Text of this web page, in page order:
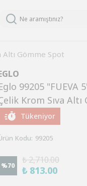
Altı Gömme Spot
99205 "FUEVA
Krom Sıva
Tükeniyor
Kodu: 99205
%70
₺ 2,710.00
₺ 813.00